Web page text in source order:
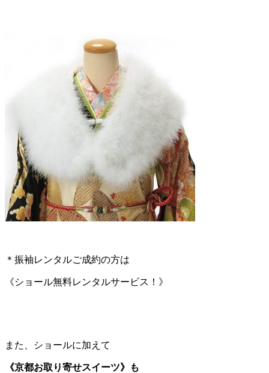
＊振袖レンタルご成約の方は
《ショール無料レンタルサービス！》
また、ショールに加えて
《京都お取り寄せスイーツ》も